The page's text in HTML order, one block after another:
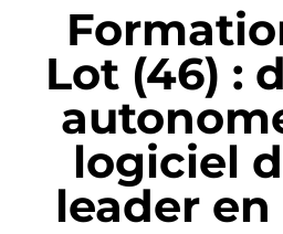
Lot (46) :
logiciel
leader en